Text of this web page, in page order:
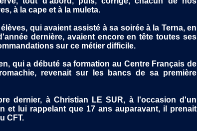
à la cape et à la muleta.
élèves, qui avaient assisté à sa soirée à la Terna, en
dernière, avaient encore en tête toutes ses
sur ce métier difficile.
qui a débuté sa formation au Centre Français de
revenait sur les bancs de sa première
dernier, à Christian LE SUR, à l'occasion d'un
et lui rappelant que 17 ans auparavant, il prenait
CFT.